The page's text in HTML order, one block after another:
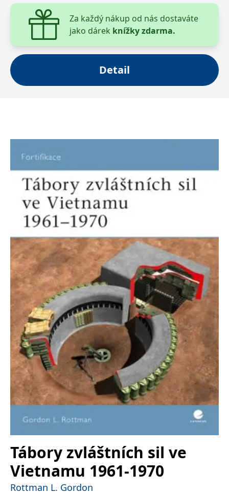
Za každý nákup od nás dostaváte
jako dárek knížky zdarma.
Detail
Tábory zvláštních sil ve
Vietnamu 1961-1970
Rottman L. Gordon